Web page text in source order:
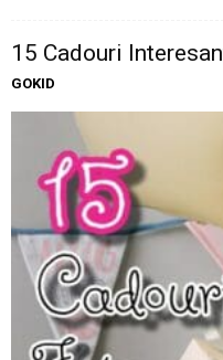
15 Cadouri
GOKID